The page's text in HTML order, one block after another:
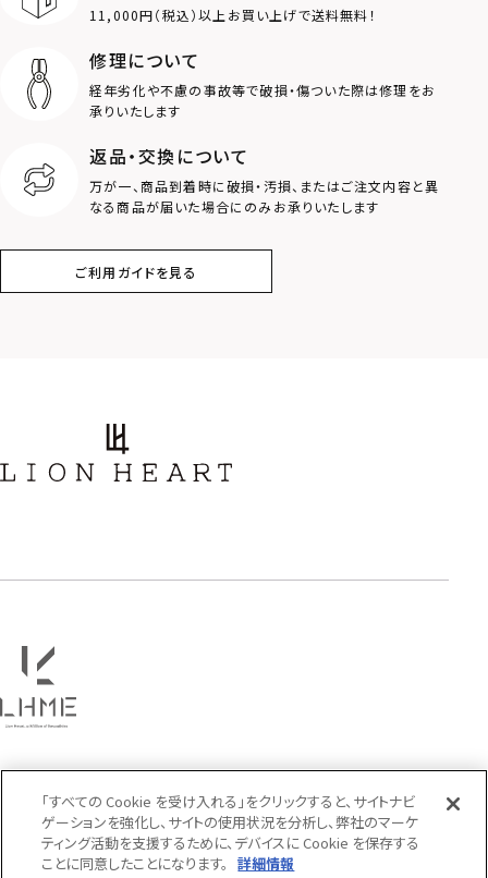
ロゴ
クラウン
スター
フラワー
11,000円（税込）以上お買い上げで送料無料！
修理について
経年劣化や不慮の事故等で破損・傷ついた際は修理をお
承りいたします
返品・交換について
万が一、商品到着時に破損・汚損、またはご注文内容と異
なる商品が届いた場合にのみお承りいたします
ご利用ガイドを見る
「すべての Cookie を受け入れる」をクリックすると、サイトナビ
ゲーションを強化し、サイトの使用状況を分析し、弊社のマーケ
ティング活動を支援するために、デバイスに Cookie を保存する
ことに同意したことになります。
詳細情報